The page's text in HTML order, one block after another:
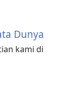
Dunya
kami di